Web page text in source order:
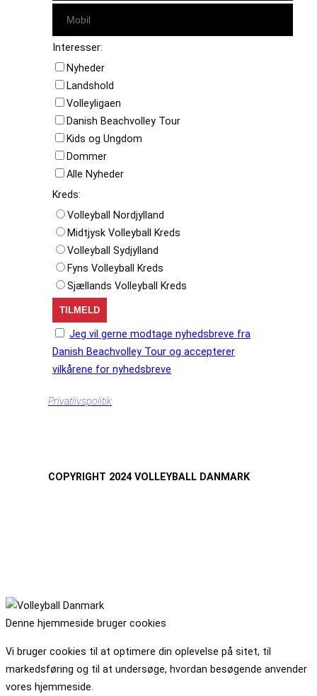
Interesser:
Nyheder
Landshold
Volleyligaen
Danish Beachvolley Tour
Kids og Ungdom
Dommer
Alle Nyheder
Kreds:
Volleyball Nordjylland
Midtjysk Volleyball Kreds
Volleyball Sydjylland
Fyns Volleyball Kreds
Sjællands Volleyball Kreds
Jeg vil gerne modtage nyhedsbreve fra
Danish Beachvolley Tour og accepterer
vilkårene for nyhedsbreve
Privatlivspolitik
COPYRIGHT 2024 VOLLEYBALL DANMARK
Denne hjemmeside bruger cookies
Vi bruger cookies til at optimere din oplevelse på sitet, til
markedsføring og til at undersøge, hvordan besøgende anvender
vores hjemmeside.